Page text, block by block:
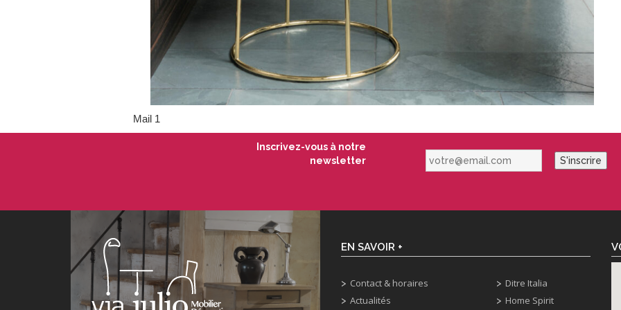
Mail 1
Inscrivez-vous à notre
newsletter
votre@email.com S'inscrire
EN SAVOIR +
Contact & horaires
Actualités
Ditre Italia
Home Spirit